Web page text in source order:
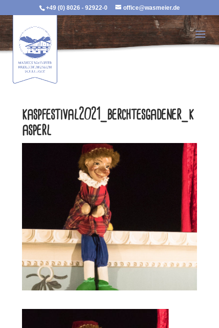
+49 (0) 8026 - 92922-0 office@wasmeier.de
kaspfestival2021_berchtesgadener_k
asperl